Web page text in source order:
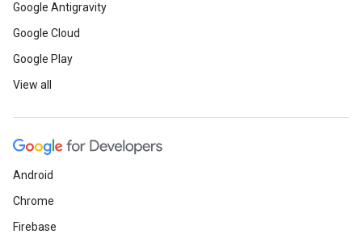
Google Antigravity
Google Cloud
Google Play
View all
Android
Chrome
Firebase